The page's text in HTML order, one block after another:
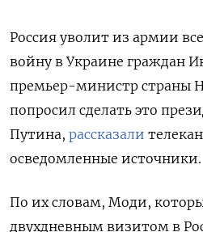
Россия уволит из армии
войну в Украине граждан
премьер-министр страны
попросил сделать это
Путина, рассказали
осведомленные источники.
По их словам, Моди,
двухдневным визитом в